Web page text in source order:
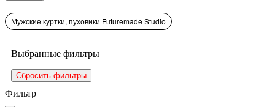
Мужские куртки, пуховики Futuremade Studio
Выбранные фильтры
Сбросить фильтры
Фильтр